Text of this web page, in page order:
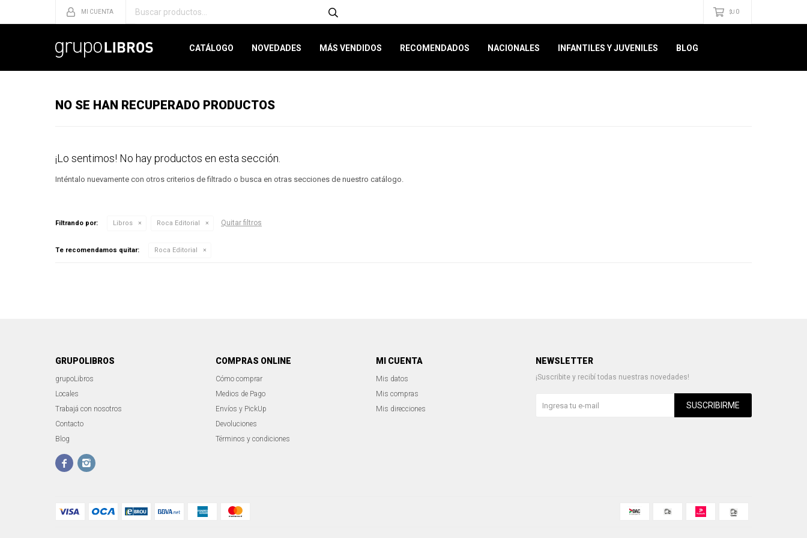
CATÁLOGO NOVEDADES MÁS VENDIDOS RECOMENDADOS NACIONALES INFANTILES Y JUVENILES BLOG
$U 0
NO SE HAN RECUPERADO PRODUCTOS
¡Lo sentimos! No hay productos en esta sección.
Inténtalo nuevamente con otros criterios de filtrado o busca en otras secciones de nuestro catálogo.
Filtrando por: Libros Roca Editorial Quitar filtros
Te recomendamos quitar: Roca Editorial
GRUPOLIBROS
grupoLibros
Locales
Trabajá con nosotros
Contacto
Blog
 
COMPRAS ONLINE
Cómo comprar
Medios de Pago
Envíos y PickUp
Devoluciones
Términos y condiciones
MI CUENTA
Mis datos
Mis compras
Mis direcciones
NEWSLETTER
¡Suscribite y recibí todas nuestras novedades!
SUSCRIBIRME